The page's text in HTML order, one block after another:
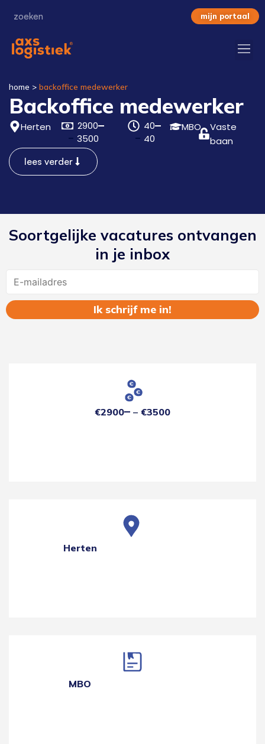
mijn portaal
home > backoffice medewerker
Backoffice medewerker
Herten
2900
3500
40
40
MBO
Vaste
baan
lees verder
Soortgelijke vacatures ontvangen
in je inbox
€2900 €3500
Herten
MBO